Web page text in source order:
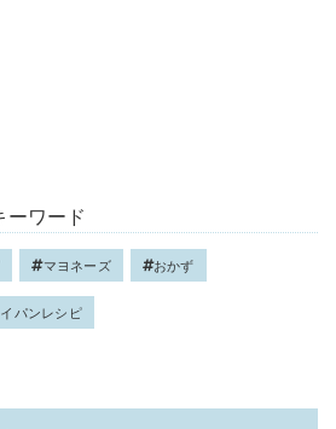
ーワード
マヨネーズ おかず
パンレシピ